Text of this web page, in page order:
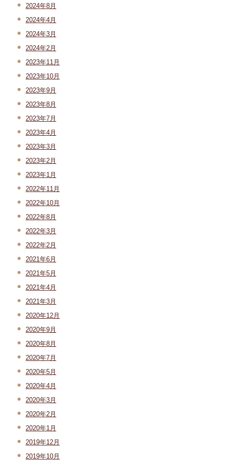
2024年8月
2024年4月
2024年3月
2024年2月
2023年11月
2023年10月
2023年9月
2023年8月
2023年7月
2023年4月
2023年3月
2023年2月
2023年1月
2022年11月
2022年10月
2022年8月
2022年3月
2022年2月
2021年6月
2021年5月
2021年4月
2021年3月
2020年12月
2020年9月
2020年8月
2020年7月
2020年5月
2020年4月
2020年3月
2020年2月
2020年1月
2019年12月
2019年10月